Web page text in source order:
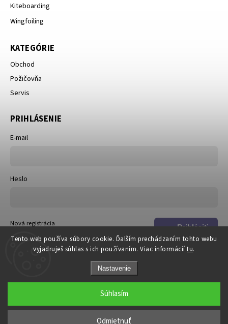
Tento web používa súbory cookie. Ďalším prechádzaním tohto webu
vyjadruješ súhlas s ich používaním. Viac informáciítu.
Nastavenie
Odmietnuť
Súhlasím
Kiteboarding
Wingfoiling
KATEGÓRIE
Obchod
Požičovňa
Servis
PRIHLÁSENIE
E-mail
Heslo
Prihlásiť
sa
Nová registrácia
Zabudnuté heslo
Copyright 2026DOSKi. Všetky práva vyhradené.